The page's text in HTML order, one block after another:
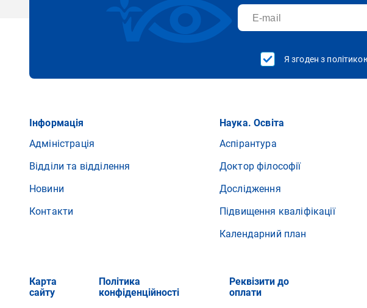
Я згоден з
Інформація
Адміністрація
Відділи та відділення
Новини
Контакти
Наука. Освіта
Аспірантура
Доктор філософії
Дослідження
Підвищення кваліфікації
Календарний план
Карта
сайту
Політика
конфіденційності
Реквізити до
оплати